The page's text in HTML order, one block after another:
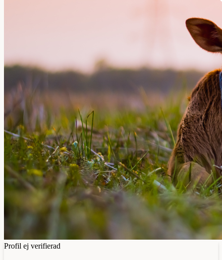
Profil ej verifierad